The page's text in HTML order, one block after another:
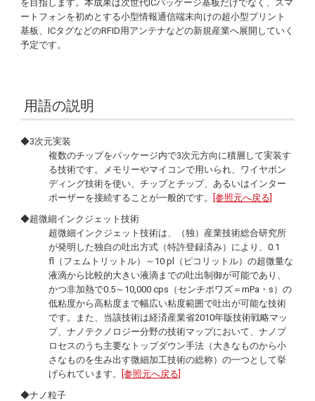
を目指します。本成果は次世代ICパッケージ基板だけでなく、スマ
ートフォンを初めとする小型情報通信端末向けの超小型プリント
基板、ICタグなどのRFID用アンテナなどの新規産業へ展開していく
予定です。
用語の説明
◆3次元実装
複数のチップをパッケージ内で3次元方向に積層して実装す
る技術です。メモリーやマイコンで用いられ、ワイヤボン
ディング技術を使い、チップとチップ、あるいはインター
ポーザーを接続することが一般的です。
[参照元へ戻る]
◆超微細インクジェット技術
超微細インクジェット技術は、（独）産業技術総合研究所
が発明した独自の吐出方式（特許登録済み）により、0.1
fl（フェムトリットル）～10 pl（ピコリットル）の超微量な
液滴から比較的大きい液滴までの吐出制御が可能であり、
かつ非加熱で0.5～10,000 cps（センチポワズ＝mPa・s）の
低粘度から高粘度まで幅広い粘度範囲で吐出が可能な技術
です。また、当該技術は経済産業省2010年版技術戦略マッ
プ、ナノテクノロジー分野の技術マップにおいて、ナノプ
ロセスのうち主要なトップダウン手法（大きなものから小
さなものを生み出す微細加工技術の総称）の一つとして挙
げられています。
[参照元へ戻る]
◆ナノ粒子